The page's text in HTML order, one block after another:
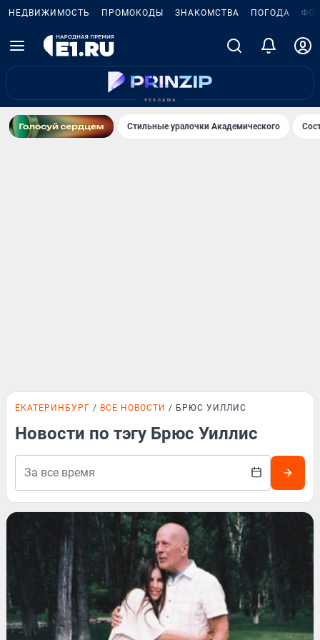
НЕДВИЖИМОСТЬ ПРОМОКОДЫ ЗНАКОМСТВА ПОГОДА
Стильные уралочки Академического
ЕКАТЕРИНБУРГ ВСЕ НОВОСТИ БРЮС УИЛЛИС
Новости по тэгу Брюс Уиллис